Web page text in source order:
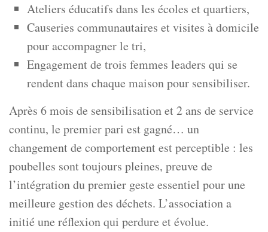
Ateliers éducatifs dans les écoles et quartiers,
Causeries communautaires et visites à domicile
pour accompagner le tri,
Engagement de trois femmes leaders qui se
rendent dans chaque maison pour sensibiliser.
Après 6 mois de sensibilisation et 2 ans de service
continu, le premier pari est gagné… un
changement de comportement est perceptible : les
poubelles sont toujours pleines, preuve de
l’intégration du premier geste essentiel pour une
meilleure gestion des déchets. L’association a
initié une réflexion qui perdure et évolue.